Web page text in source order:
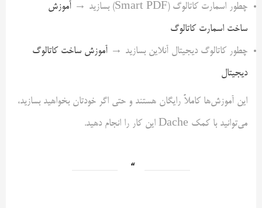
چطور اسمارت کاتالوگ (Smart PDF) بسازید →
آموزش
ساخت اسمارت کاتالوگ
چطور کاتالوگ دیجیتال آنلاین بسازید → آموزش ساخت کاتالوگ
دیجیتال
این آموزش‌ها کاملاً رایگان هستند و حتی اگر خودتان بخواهید بسازید،
می‌توانید با کمک Dache این کار را انجام دهید.